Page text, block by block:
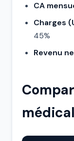
CA
Charges
45%
Revenu